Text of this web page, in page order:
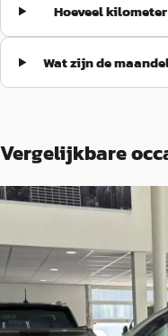
Hoeveel
Wat zijn de
Vergelijkbare
A
2026
2.5 PHEV BlueCruise
CARPLAY
€ 47.895